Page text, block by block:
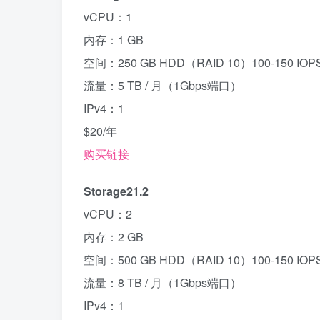
vCPU：1
内存：1 GB
空间：250 GB HDD（RAID 10）100-150
流量：5 TB / 月（1Gbps端口）
IPv4：1
$20/年
购买链接
Storage21.2
vCPU：2
内存：2 GB
空间：500 GB HDD（RAID 10）100-150
流量：8 TB / 月（1Gbps端口）
IPv4：1